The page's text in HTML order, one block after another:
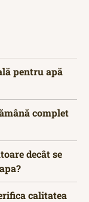
pentru apă
complet
decât se
calitatea